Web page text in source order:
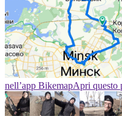
nell’app BikemapApri questo